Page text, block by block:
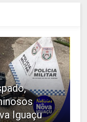
Iguaçu